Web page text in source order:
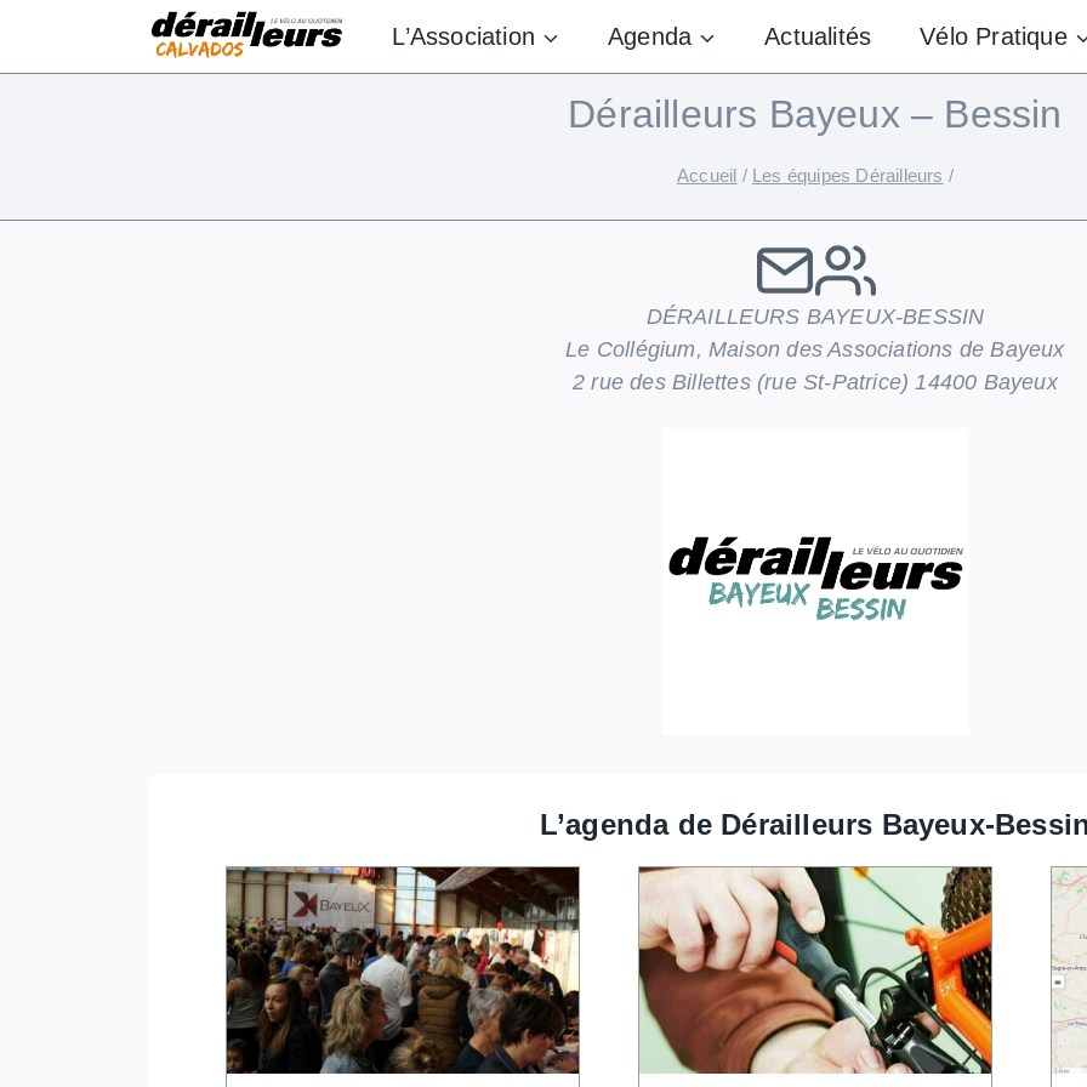
L’Association Agenda Actualités Vélo Pratique
Dérailleurs Bayeux – Bessin
Accueil / Les équipes Dérailleurs /
DÉRAILLEURS BAYEUX-BESSIN
Le Collégium, Maison des Associations de Bayeux
2 rue des Billettes (rue St-Patrice) 14400 Bayeux
L’agenda de Dérailleurs Bayeux-